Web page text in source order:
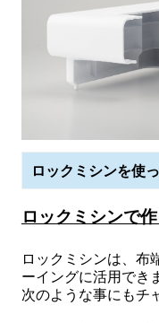
ロックミシンを使
ロックミシンで
ロックミシンは、布
ーイングに活用でき
次のような事にもチ